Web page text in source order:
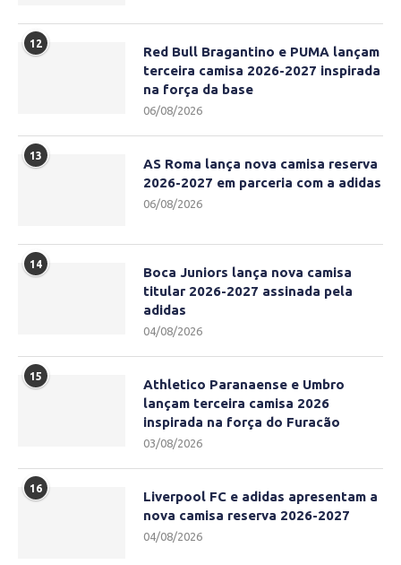
12
Red Bull Bragantino e PUMA lançam
terceira camisa 2026-2027 inspirada
na força da base
06/08/2026
13
AS Roma lança nova camisa reserva
2026-2027 em parceria com a adidas
06/08/2026
14
Boca Juniors lança nova camisa
titular 2026-2027 assinada pela
adidas
04/08/2026
15
Athletico Paranaense e Umbro
lançam terceira camisa 2026
inspirada na força do Furacão
03/08/2026
16
Liverpool FC e adidas apresentam a
nova camisa reserva 2026-2027
04/08/2026